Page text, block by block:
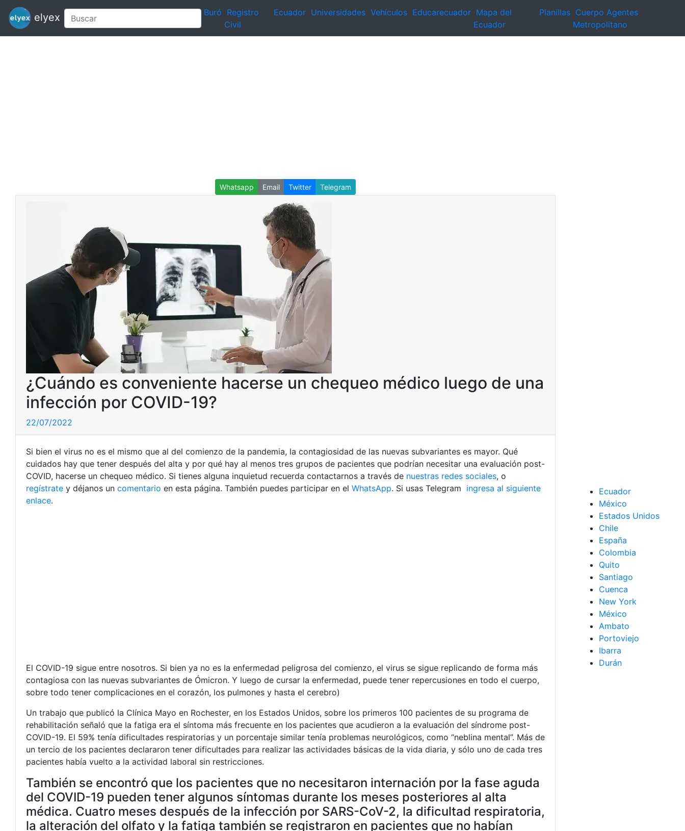
elyex Buró Registro
Civil
Ecuador Universidades Vehículos Educarecuador Mapa del
Ecuador
Planillas Cuerpo Agentes
Metropolitano
Whatsapp Email Twitter Telegram
¿Cuándo es conveniente hacerse un chequeo médico luego de una
infección por COVID-19?
22/07/2022
Si bien el virus no es el mismo que al del comienzo de la pandemia, la contagiosidad de las nuevas subvariantes es mayor. Qué
cuidados hay que tener después del alta y por qué hay al menos tres grupos de pacientes que podrían necesitar una evaluación post-
COVID, hacerse un chequeo médico. Si tienes alguna inquietud recuerda contactarnos a través de nuestras redes sociales, o
regístrate y déjanos un comentario en esta página. También puedes participar en el WhatsApp. Si usas Telegram ingresa al siguiente
enlace.
El COVID-19 sigue entre nosotros. Si bien ya no es la enfermedad peligrosa del comienzo, el virus se sigue replicando de forma más
contagiosa con las nuevas subvariantes de Ómicron. Y luego de cursar la enfermedad, puede tener repercusiones en todo el cuerpo,
sobre todo tener complicaciones en el corazón, los pulmones y hasta el cerebro)
Un trabajo que publicó la Clínica Mayo en Rochester, en los Estados Unidos, sobre los primeros 100 pacientes de su programa de
rehabilitación señaló que la fatiga era el síntoma más frecuente en los pacientes que acudieron a la evaluación del síndrome post-
COVID-19. El 59% tenía dificultades respiratorias y un porcentaje similar tenía problemas neurológicos, como “neblina mental”. Más de
un tercio de los pacientes declararon tener dificultades para realizar las actividades básicas de la vida diaria, y sólo uno de cada tres
pacientes había vuelto a la actividad laboral sin restricciones.
También se encontró que los pacientes que no necesitaron internación por la fase aguda
del COVID-19 pueden tener algunos síntomas durante los meses posteriores al alta
médica. Cuatro meses después de la infección por SARS-CoV-2, la dificultad respiratoria,
la alteración del olfato y la fatiga también se registraron en pacientes que no habían
Ecuador
México
Estados Unidos
Chile
España
Colombia
Quito
Santiago
Cuenca
New York
México
Ambato
Portoviejo
Ibarra
Durán